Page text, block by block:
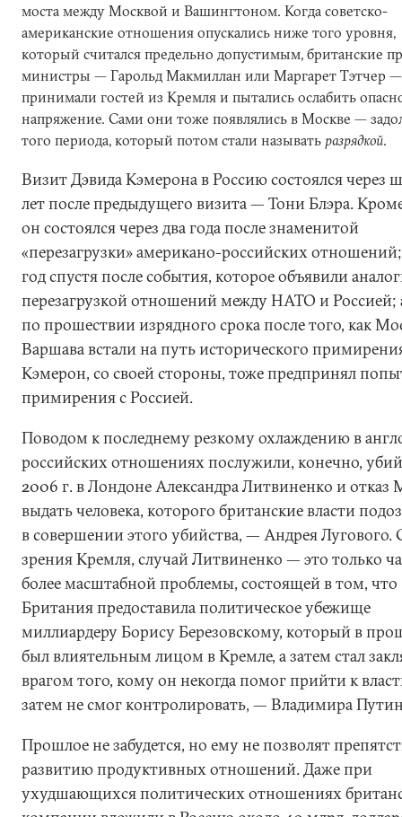
моста между Москвой и Вашингтоном. Когда советско-
американские отношения опускались ниже того уровня,
который считался предельно допустимым, британские
министры — Гарольд Макмиллан или Маргарет Тэтчер —
принимали гостей из Кремля и пытались ослабить
напряжение. Сами они тоже появлялись в Москве —
того периода, который потом стали называть разрядкой.
Визит Дэвида Кэмерона в Россию состоялся через
лет после предыдущего визита — Тони Блэра.
он состоялся через два года после знаменитой
«перезагрузки» американо-российских
год спустя после события, которое объявили
перезагрузкой отношений между НАТО и Россией;
по прошествии изрядного срока после того, как
Варшава встали на путь исторического
Кэмерон, со своей стороны, тоже предпринял
примирения с Россией.
Поводом к последнему резкому охлаждению в
российских отношениях послужили, конечно,
2006 г. в Лондоне Александра Литвиненко и отказ
выдать человека, которого британские власти
в совершении этого убийства, — Андрея Лугового.
зрения Кремля, случай Литвиненко — это только
более масштабной проблемы, состоящей в том, что
Британия предоставила политическое убежище
миллиардеру Борису Березовскому, который в
был влиятельным лицом в Кремле, а затем стал
врагом того, кому он некогда помог прийти к
затем не смог контролировать, — Владимира
Прошлое не забудется, но ему не позволят
развитию продуктивных отношений. Даже при
ухудшающихся политических отношениях